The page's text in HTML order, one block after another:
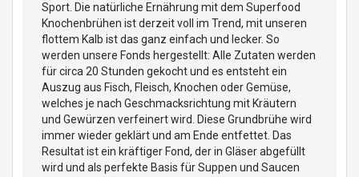
Sport. Die natürliche Ernährung mit dem Superfood
Knochenbrühen ist derzeit voll im Trend, mit unseren
flottem Kalb ist das ganz einfach und lecker. So
werden unsere Fonds hergestellt: Alle Zutaten werden
für circa 20 Stunden gekocht und es entsteht ein
Auszug aus Fisch, Fleisch, Knochen oder Gemüse,
welches je nach Geschmacksrichtung mit Kräutern
und Gewürzen verfeinert wird. Diese Grundbrühe wird
immer wieder geklärt und am Ende entfettet. Das
Resultat ist ein kräftiger Fond, der in Gläser abgefüllt
wird und als perfekte Basis für Suppen und Saucen